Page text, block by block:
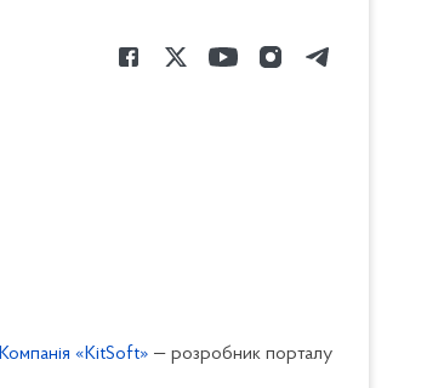
Компанія «KitSoft» — розробник порталу